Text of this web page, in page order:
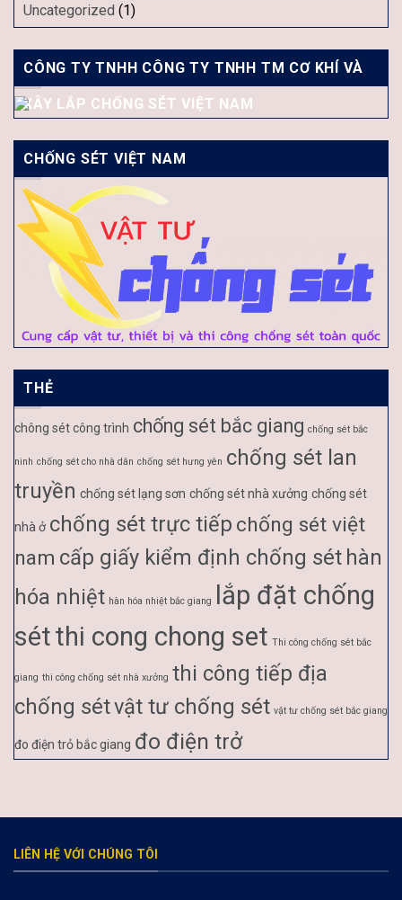
Uncategorized (1)
CÔNG TY TNHH CÔNG TY TNHH TM CƠ KHÍ VÀ
XÂY LẮP CHỐNG SÉT VIỆT NAM
CHỐNG SÉT VIỆT NAM
THẺ
chông sét công trình chống sét bắc giang chống sét bắc
ninh chống sét cho nhà dân chống sét hưng yên chống sét lan
truyền chống sét lạng sơn chống sét nhà xưởng chống sét
nhà ở chống sét trực tiếp chống sét việt
nam cấp giấy kiểm định chống sét hàn
hóa nhiệt hàn hóa nhiệt bắc giang lắp đặt chống
sétthi cong chong set Thi công chống sét bắc
giang thi công chống sét nhà xưởng thi công tiếp địa
chống sétvật tư chống sét vật tư chống sét bắc giang
đo điện trỏ bắc giang đo điện trở
LIÊN HỆ VỚI CHÚNG TÔI